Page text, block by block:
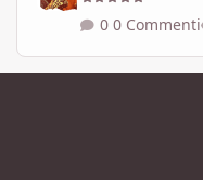
0 Commenti